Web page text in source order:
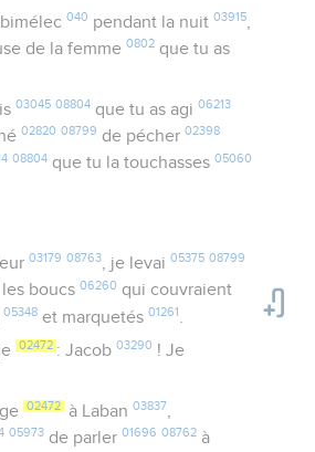
040 pendant la nuit 03915,
de la femme0802 que tu as
03045 08804que tu as agi 06213
02820 08799 de pécher02398
08804 que tu la touchasses05060
03179 08763, je levai 05375 08799
boucs06260 qui couvraient
05348 et marquetés01261
02472 : Jacob 03290 ! Je
02472 à Laban 03837
05973 de parler01696 08762 à